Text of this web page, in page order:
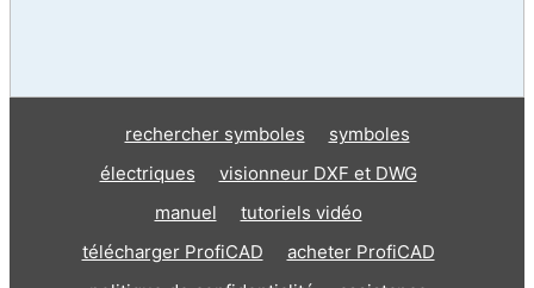
rechercher symboles
symboles
électriques
visionneur DXF et DWG
manuel
tutoriels vidéo
télécharger ProfiCAD
acheter ProfiCAD